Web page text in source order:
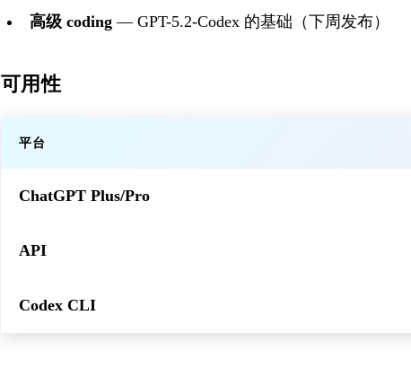
高级 coding — GPT-5.2-Codex 的基础（下周发布）
可用性
平台
ChatGPT Plus/Pro
API
Codex CLI